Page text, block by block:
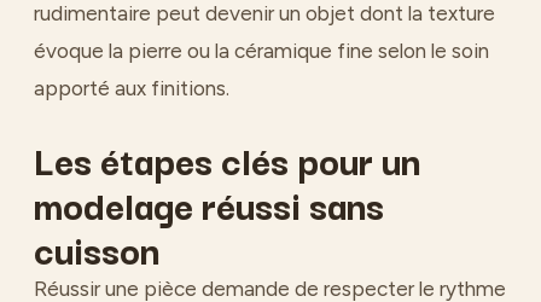
rudimentaire peut devenir un objet dont la texture
évoque la pierre ou la céramique fine selon le soin
apporté aux finitions.
Les étapes clés pour un
modelage réussi sans
cuisson
Réussir une pièce demande de respecter le rythme